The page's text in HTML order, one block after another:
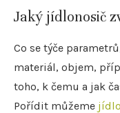
Jaký jídlonosič
Co se týče
materiál, objem,
toho, k čemu a jak
Pořídit můžeme